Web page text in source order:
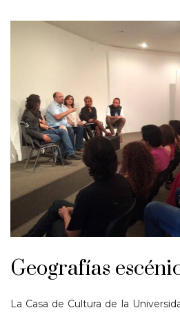
Geografías
La Casa de Cultura de la